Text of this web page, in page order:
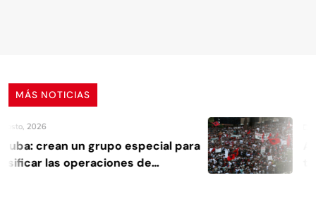
MÁS NOTICIAS
2026
crean un grupo especial para
las operaciones de